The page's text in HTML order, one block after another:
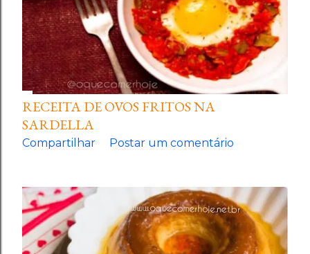
RECEITA DE OVOS FRITOS NA
SARDELLA
Compartilhar Postar um comentário